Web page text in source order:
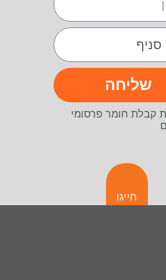
קבלת חומר פרסומי
שליחה
חייגו